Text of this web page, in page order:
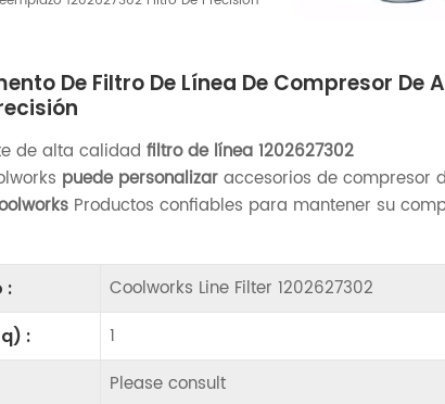
De Filtro De Línea De Compresor De
de alta calidad filtro de línea 1202627302
puede personalizaraccesorios de compresor
Productos confiables para mantener su
: Coolworks Line Filter 1202627302
: 1
Please consult